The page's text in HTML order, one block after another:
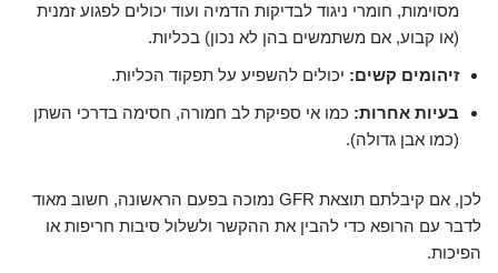
מסוימות, חומרי ניגוד לבדיקות הדמיה ועוד יכולים לפגוע זמנית
(או קבוע, אם משתמשים בהן לא נכון) בכליות.
זיהומים קשים: יכולים להשפיע על תפקוד הכליות.
בעיות אחרות: כמו אי ספיקת לב חמורה, חסימה בדרכי השתן
(כמו אבן גדולה).
לכן, אם קיבלתם תוצאת GFR נמוכה בפעם הראשונה, חשוב מאוד
לדבר עם הרופא כדי להבין את ההקשר ולשלול סיבות חריפות או
הפיכות.